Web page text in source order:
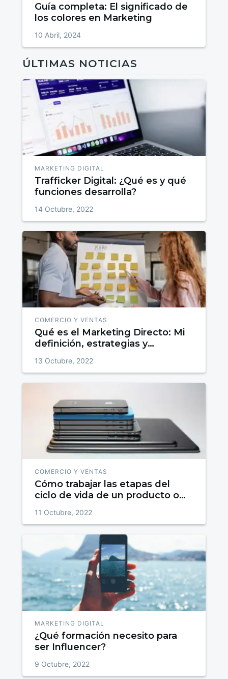
Guía completa: El significado de
los colores en Marketing
10 Abril, 2024
ÚLTIMAS NOTICIAS
MARKETING DIGITAL
Trafficker Digital: ¿Qué es y qué
funciones desarrolla?
14 Octubre, 2022
COMERCIO Y VENTAS
Qué es el Marketing Directo: Mi
definición, estrategias y
13 Octubre, 2022
COMERCIO Y VENTAS
Cómo trabajar las etapas del
ciclo de vida de un producto o
11 Octubre, 2022
MARKETING DIGITAL
¿Qué formación necesito para
ser Influencer?
9 Octubre, 2022